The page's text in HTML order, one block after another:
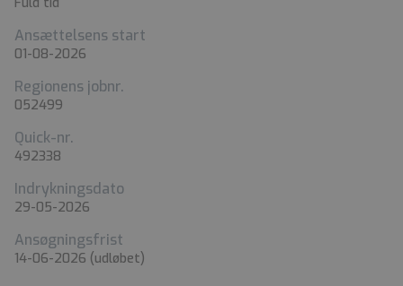
Ansættelsens start
01-08-2026
Regionens jobnr.
052499
Quick-nr.
492338
Indrykningsdato
29-05-2026
Ansøgningsfrist
14-06-2026 (udløbet)